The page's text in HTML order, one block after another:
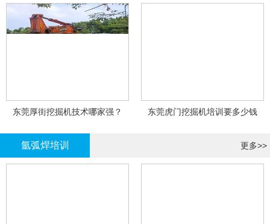
东莞厚街挖掘机技术哪家强？ 东莞虎门挖掘机培训要多少钱
氩弧焊培训 更多>>